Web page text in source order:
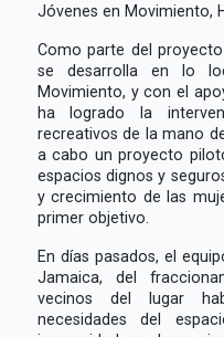
Jóvenes en Movimiento,
Como parte del
se desarrolla en lo
Movimiento, y con el
ha logrado la
recreativos de la mano
a cabo un proyecto
espacios dignos y
y crecimiento de las
primer objetivo.
En días pasados, el
Jamaica, del
vecinos del lugar
necesidades del